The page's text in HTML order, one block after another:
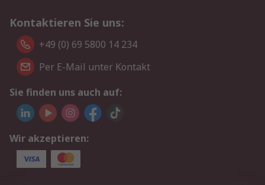
Kontaktieren Sie uns:
+49 (0) 69 5800 14 234
Per E-Mail unter Kontakt
Sie finden uns auch auf:
Wir akzeptieren: